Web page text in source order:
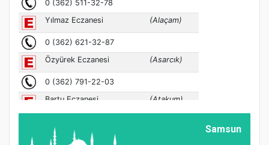
Samsun